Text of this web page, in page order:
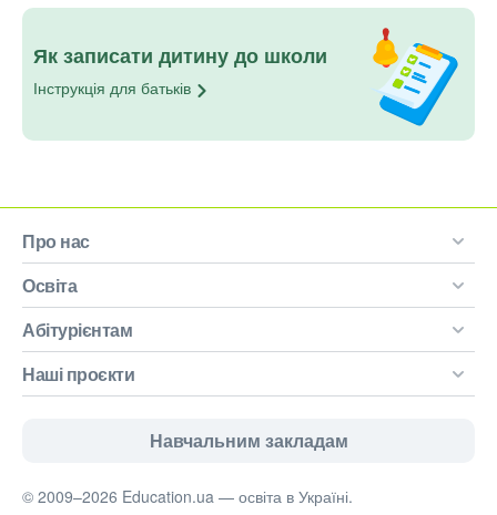
Як записати дитину до школи
Інструкція для батьків
Про нас
Освіта
Абітурієнтам
Наші проєкти
Навчальним закладам
© 2009–2026 Education.ua — освіта в Україні.